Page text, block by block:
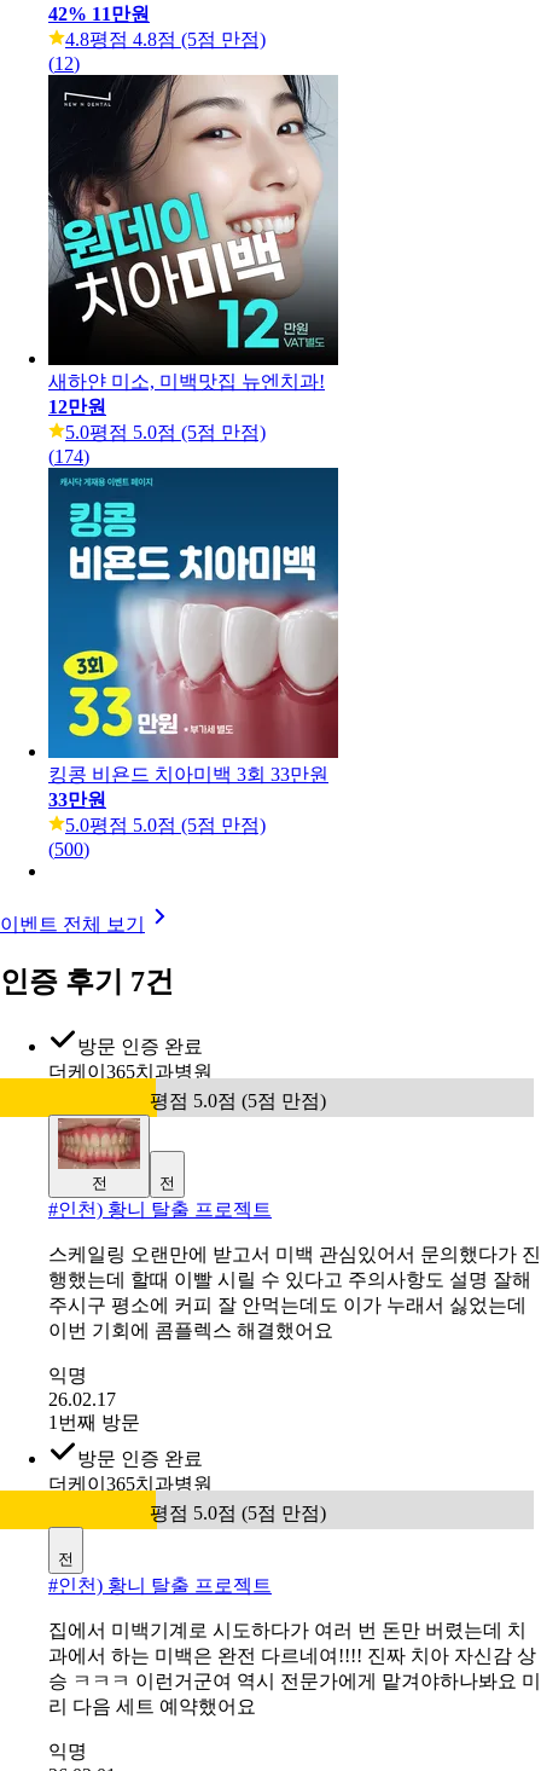
42% 11만원
4.8평점 4.8점 (5점 만점)
(12)
새하얀 미소, 미백맛집 뉴엔치과!
12만원
5.0평점 5.0점 (5점 만점)
(174)
킹콩 비욘드 치아미백 3회 33만원
33만원
5.0평점 5.0점 (5점 만점)
(500)
이벤트 전체 보기
인증 후기 7건
방문 인증 완료
더케이365치과병원
평점 5.0점 (5점 만점)
전 전
#인천) 황니 탈출 프로젝트
스케일링 오랜만에 받고서 미백 관심있어서 문의했다가 진
행했는데 할때 이빨 시릴 수 있다고 주의사항도 설명 잘해
주시구 평소에 커피 잘 안먹는데도 이가 누래서 싫었는데
이번 기회에 콤플렉스 해결했어요
익명
26.02.17
1번째 방문
방문 인증 완료
더케이365치과병원
평점 5.0점 (5점 만점)
#인천) 황니 탈출 프로젝트
집에서 미백기계로 시도하다가 여러 번 돈만 버렸는데 치
과에서 하는 미백은 완전 다르네여!!!! 진짜 치아 자신감 상
리 다음 세트 예약했어요